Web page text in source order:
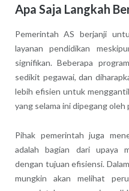
Apa Saja Langkah
Pemerintah AS berjanji
layanan pendidikan
signifikan. Beberapa
sedikit pegawai, dan
lebih efisien untuk
yang selama ini dipegang oleh
Pihak pemerintah juga
adalah bagian dari upaya
dengan tujuan efisiensi.
mungkin akan melihat